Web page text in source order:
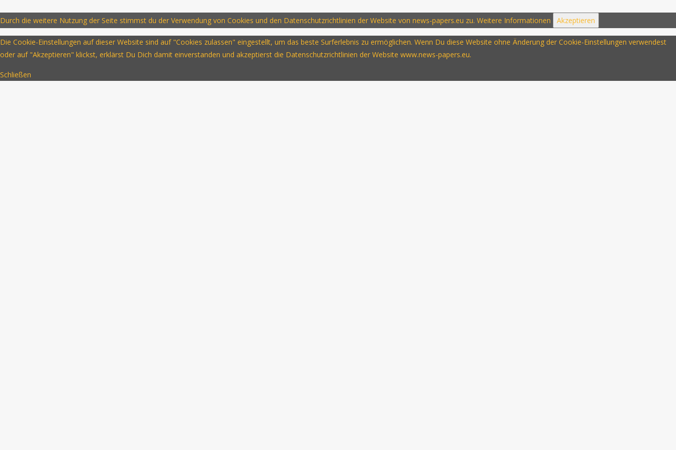
Durch die weitere Nutzung der Seite stimmst du der Verwendung von Cookies und den Datenschutzrichtlinien der Website von news-papers.eu zu. Weitere Informationen Akzeptieren
Die Cookie-Einstellungen auf dieser Website sind auf "Cookies zulassen" eingestellt, um das beste Surferlebnis zu ermöglichen. Wenn Du diese Website ohne Änderung der Cookie-Einstellungen verwendest
oder auf "Akzeptieren" klickst, erklärst Du Dich damit einverstanden und akzeptierst die Datenschutzrichtlinien der Website www.news-papers.eu.
Schließen